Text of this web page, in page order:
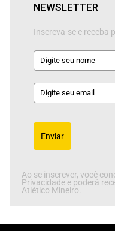
NEWSLETTER
Inscreva-se e receba
Enviar
Ao se inscrever, você
Privacidade e poderá
Atlético Mineiro.